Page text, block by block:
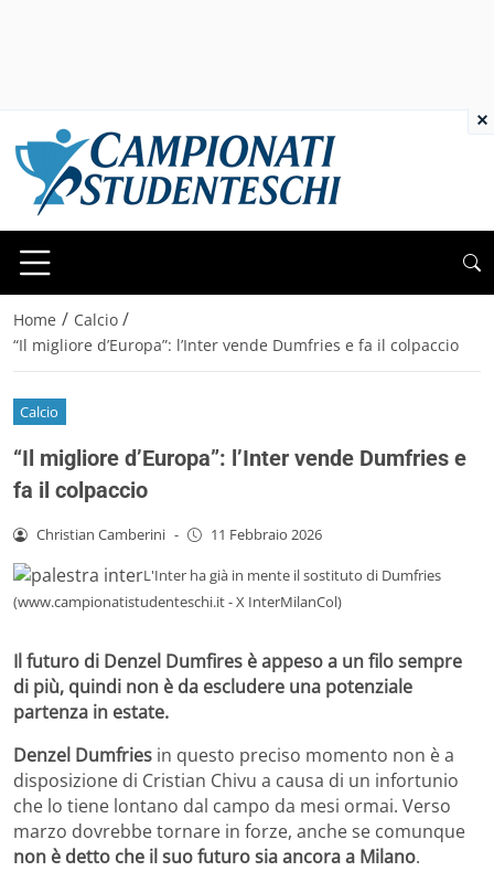
Home / Calcio /
“Il migliore d’Europa”: l’Inter vende Dumfries e fa il colpaccio
Calcio
“Il migliore d’Europa”: l’Inter vende Dumfries e
fa il colpaccio
Christian Camberini - 11 Febbraio 2026
L'Inter ha già in mente il sostituto di Dumfries
(www.campionatistudenteschi.it - X InterMilanCol)
Il futuro di Denzel Dumfires è appeso a un filo sempre
di più, quindi non è da escludere una potenziale
partenza in estate.
Denzel Dumfries in questo preciso momento non è a
disposizione di Cristian Chivu a causa di un infortunio
che lo tiene lontano dal campo da mesi ormai. Verso
marzo dovrebbe tornare in forze, anche se comunque
non è detto che il suo futuro sia ancora a Milano.
×